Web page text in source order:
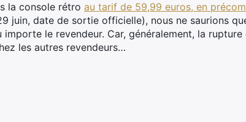
la console rétro au tarif de 59,99 euros, en
juin, date de sortie officielle), nous ne saurions
le revendeur. Car, généralement, la
les autres revendeurs…